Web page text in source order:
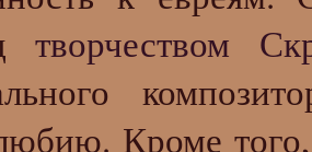
творчеством
Кроме